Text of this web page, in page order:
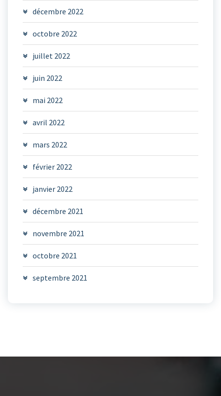
décembre 2022
octobre 2022
juillet 2022
juin 2022
mai 2022
avril 2022
mars 2022
février 2022
janvier 2022
décembre 2021
novembre 2021
octobre 2021
septembre 2021